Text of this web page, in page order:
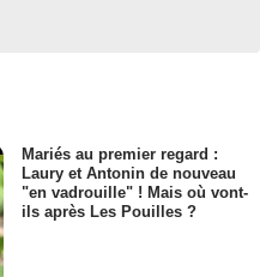
Mariés au premier regard :
Laury et Antonin de nouveau
"en vadrouille" ! Mais où vont-
ils après Les Pouilles ?